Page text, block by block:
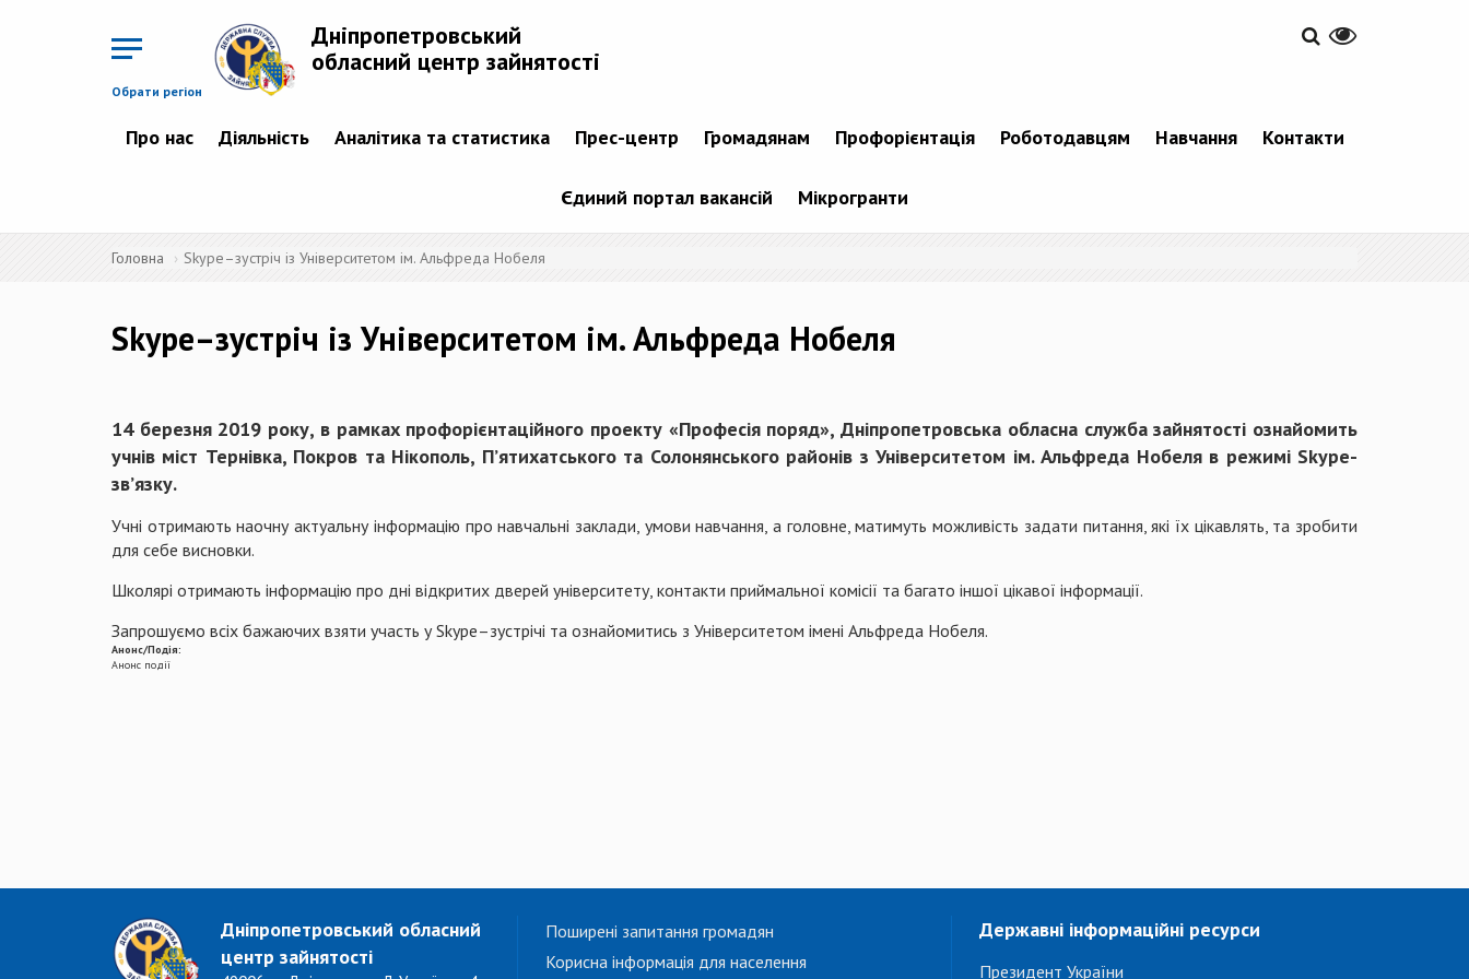
Обрати регіон
Дніпропетровський
обласний центр зайнятості
Про нас Діяльність Аналітика та статистика Прес-центр Громадянам Профорієнтація Роботодавцям Навчання Контакти
Єдиний портал вакансій Мікрогранти
Головна Skype–зустріч із Університетом ім. Альфреда Нобеля
Skype–зустріч із Університетом ім. Альфреда Нобеля
14 березня 2019 року, в рамках профорієнтаційного проекту «Професія поряд», Дніпропетровська обласна служба зайнятості ознайомить
учнів міст Тернівка, Покров та Нікополь, П’ятихатського та Солонянського районів з Університетом ім. Альфреда Нобеля в режимі Skype-
зв’язку.
Учні отримають наочну актуальну інформацію про навчальні заклади, умови навчання, а головне, матимуть можливість задати питання, які їх цікавлять, та зробити
для себе висновки.
Школярі отримають інформацію про дні відкритих дверей університету, контакти приймальної комісії та багато іншої цікавої інформації.
Запрошуємо всіх бажаючих взяти участь у Skype–зустрічі та ознайомитись з Університетом імені Альфреда Нобеля.
Анонс/Подія:
Анонс події
Дніпропетровський обласний
центр зайнятості
Поширені запитання громадян
Корисна інформація для населення
Державні інформаційні ресурси
Президент України